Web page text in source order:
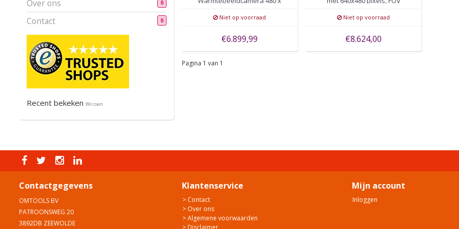
Over ons 0
Contact 0
Recent bekeken Wissen
Niet op voorraad
€6.899,99
Niet op voorraad
€8.624,00
Pagina 1 van 1
Contactgegevens
OMTOOLS BV
PATROONSWEG 20
3892DB ZEEWOLDE
Klantenservice
> Contact
> Over ons
> Algemene voorwaarden
> Disclaimer
Mijn account
Inloggen